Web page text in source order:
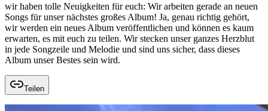
wir haben tolle Neuigkeiten für euch: Wir arbeiten gerade an neuen
Songs für unser nächstes großes Album! Ja, genau richtig gehört,
wir werden ein neues Album veröffentlichen und können es kaum
erwarten, es mit euch zu teilen. Wir stecken unser ganzes Herzblut
in jede Songzeile und Melodie und sind uns sicher, dass dieses
Album unser Bestes sein wird.
Teilen